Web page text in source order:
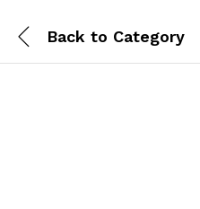
Back to Category